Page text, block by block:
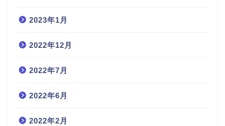
2023年1月
2022年12月
2022年7月
2022年6月
2022年2月